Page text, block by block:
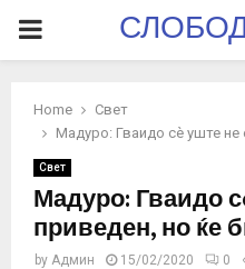
PRIMARY
Home
Свет
Мадуро: Гваидо сè уште не
Свет
Мадуро: Гваидо
приведен, но ќе
by Админ 15/02/2020 0